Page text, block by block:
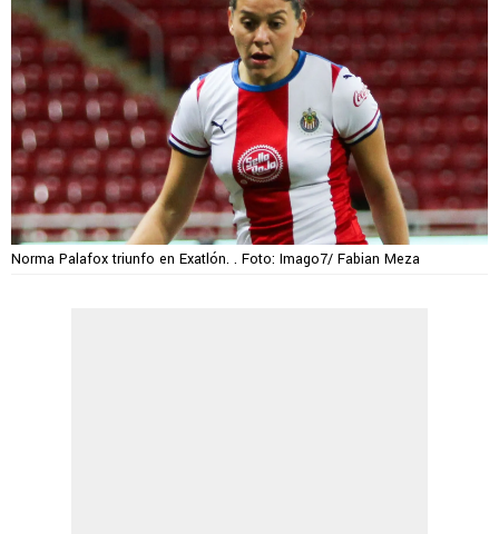
Norma Palafox triunfo en Exatlón. . Foto: Imago7/ Fabian Meza